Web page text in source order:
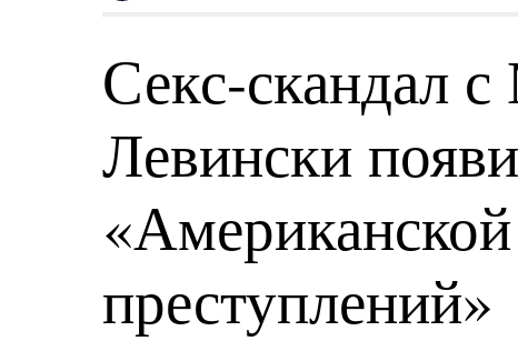
Секс-скандал
Левински
преступлений»